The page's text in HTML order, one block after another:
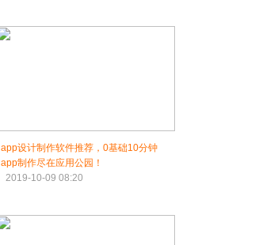
app设计制作软件推荐，0基础10分钟
app制作尽在应用公园！
2019-10-09 08:20